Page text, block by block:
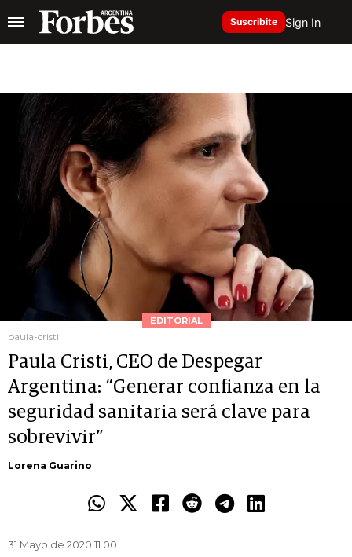
Suscribite Sign In
EDITORIAL
paula-cristi
Paula Cristi, CEO de Despegar
Argentina: “Generar confianza en la
seguridad sanitaria será clave para
sobrevivir”
Lorena Guarino
31 Mayo de 2020 11.00